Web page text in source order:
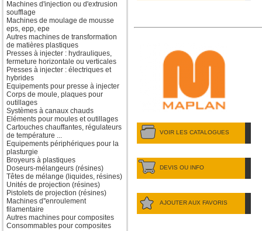
Machines d'injection ou d'extrusion
soufflage
Machines de moulage de mousse
eps, epp, epe
Autres machines de transformation
de matières plastiques
Presses à injecter : hydrauliques,
fermeture horizontale ou verticales
Presses à injecter : électriques et
hybrides
Equipements pour presse à injecter
Corps de moule, plaques pour
outillages
Systèmes à canaux chauds
Eléments pour moules et outillages
Cartouches chauffantes, régulateurs
de température ...
Equipements périphériques pour la
plasturgie
Broyeurs à plastiques
Doseurs-mélangeurs (résines)
Têtes de mélange (liquides, résines)
Unités de projection (résines)
Pistolets de projection (résines)
Machines d''enroulement
filamentaire
Autres machines pour composites
Consommables pour composites
VOIR LES CATALOGUES
DEVIS OU INFO
AJOUTER AUX FAVORIS